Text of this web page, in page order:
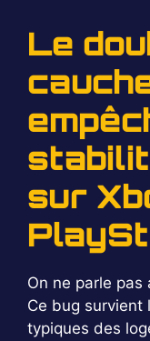
Le
sur
On ne parle
Ce bug survient
typiques des